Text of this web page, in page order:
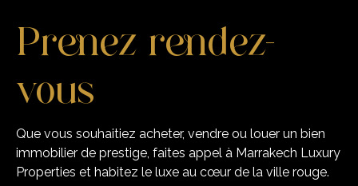
Prenez rendez-
vous
Que vous souhaitiez acheter, vendre ou louer un bien
immobilier de prestige, faites appel à Marrakech Luxury
Properties et habitez le luxe au cœur de la ville rouge.